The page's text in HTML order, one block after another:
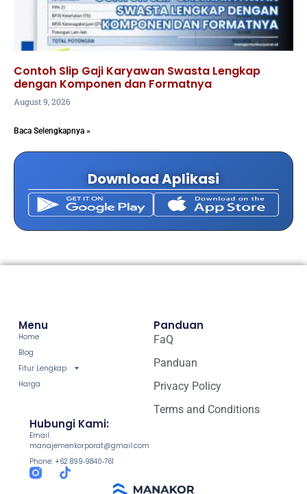
Contoh Slip Gaji Karyawan Swasta Lengkap
dengan Komponen dan Formatnya
August 9, 2026
Baca Selengkapnya »
Download Aplikasi
Menu
Home
Blog
Fitur Lengkap
Harga
Panduan
FaQ
Panduan
Privacy Policy
Terms and Conditions
Hubungi Kami:
Email:
manajemenkorporat@gmail.com
Phone: +62 899‑9840‑761